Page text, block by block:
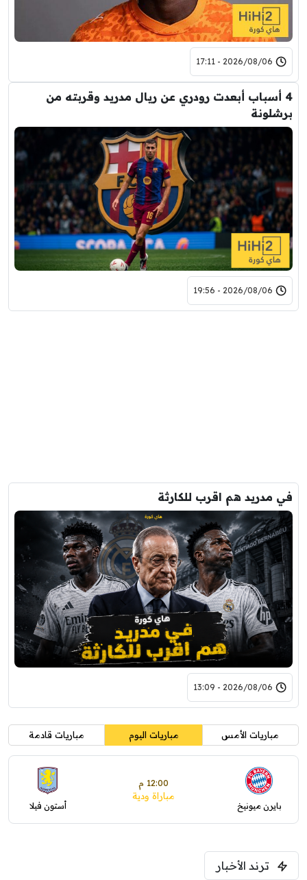
2026/08/06 - 17:11
4 أسباب أبعدت رودري عن ريال مدريد وقربته من
برشلونة
2026/08/06 - 19:56
في مدريد هم اقرب للكارثة
2026/08/06 - 13:09
مباريات الأمس مباريات اليوم مباريات قادمة
بايرن ميونيخ
12:00 م
مباراة ودية
أستون فيلا
ترند الأخبار